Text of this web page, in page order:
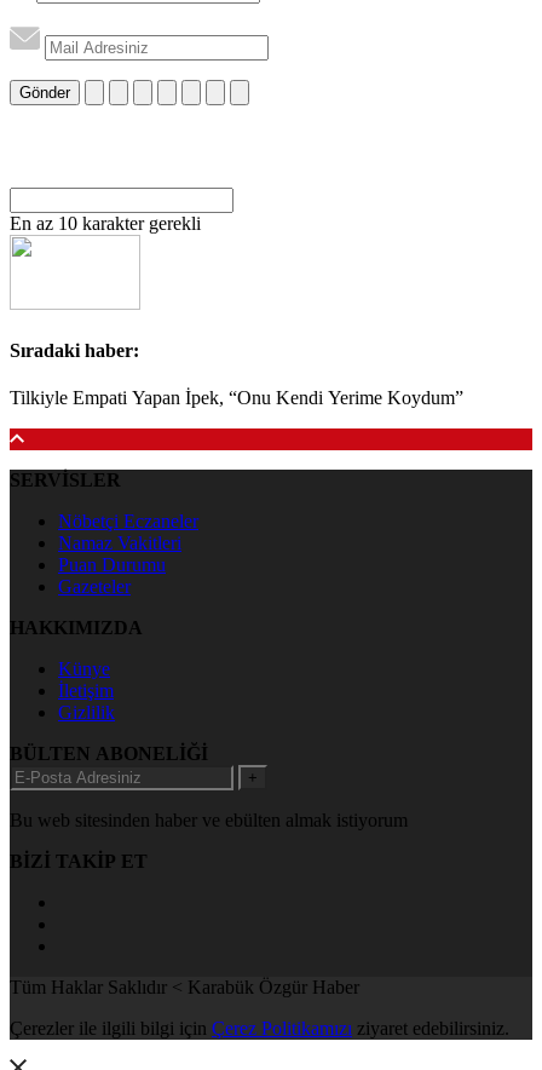
Gönder
En az 10 karakter gerekli
Sıradaki haber:
Tilkiyle Empati Yapan İpek, “Onu Kendi Yerime Koydum”
SERVİSLER
Nöbetçi Eczaneler
Namaz Vakitleri
Puan Durumu
Gazeteler
HAKKIMIZDA
Künye
İletişim
Gizlilik
BÜLTEN ABONELİĞİ
+
Bu web sitesinden haber ve ebülten almak istiyorum
BİZİ TAKİP ET
Tüm Haklar Saklıdır < Karabük Özgür Haber
Çerezler ile ilgili bilgi için Çerez Politikamızı ziyaret edebilirsiniz.